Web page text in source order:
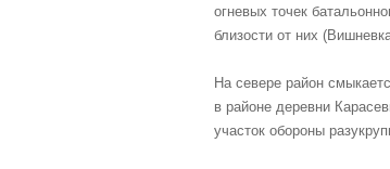
огневых точек
близости от них
На севере район
в районе деревни
участок обороны